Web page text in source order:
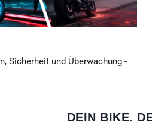
Sicherheit und Überwachung -
DEIN BIKE.